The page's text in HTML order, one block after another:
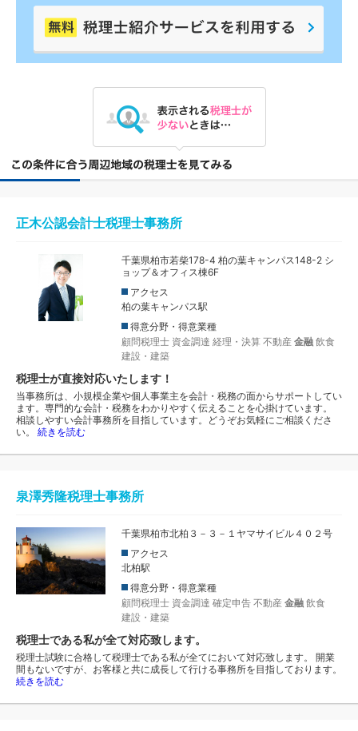
正木公認会計士税理士事務所
千葉県柏市若柴178-4 柏の葉キャンパス148-2 シ
ョップ＆オフィス棟6F
アクセス
柏の葉キャンパス駅
得意分野・得意業種
顧問税理士 資金調達 経理・決算 不動産 金融 飲食
建設・建築
税理士が直接対応いたします！
当事務所は、小規模企業や個人事業主を会計・税務の面からサポートしてい
ます。専門的な会計・税務をわかりやすく伝えることを心掛けています。
相談しやすい会計事務所を目指しています。どうぞお気軽にご相談くださ
い。 続きを読む
泉澤秀隆税理士事務所
千葉県柏市北柏３－３－１ヤマサイビル４０２号
アクセス
北柏駅
得意分野・得意業種
顧問税理士 資金調達 確定申告 不動産 金融 飲食
建設・建築
税理士である私が全て対応致します。
税理士試験に合格して税理士である私が全てにおいて対応致します。 開業
間もないですが、お客様と共に成長して行ける事務所を目指しております。
続きを読む